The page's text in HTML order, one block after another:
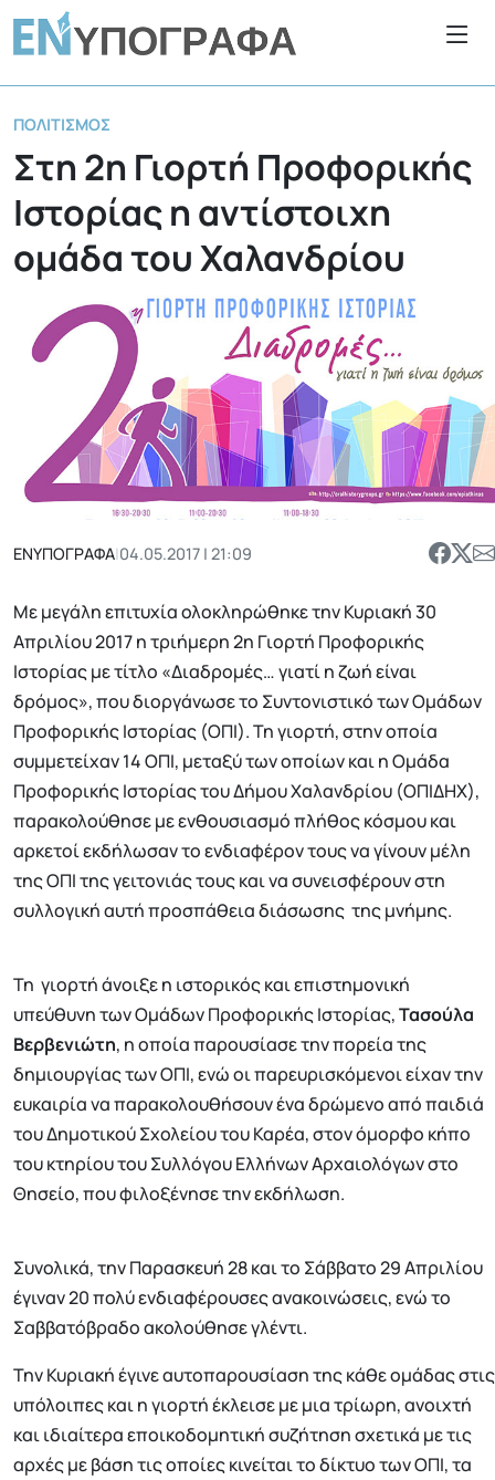
ΠΟΛΙΤΙΣΜΌΣ
Στη 2η Γιορτή Προφορικής
Ιστορίας η αντίστοιχη
ομάδα του Χαλανδρίου
ΕΝΥΠΟΓΡΑΦΑ|04.05.2017 | 21:09
Με μεγάλη επιτυχία ολοκληρώθηκε την Κυριακή 30
Απριλίου 2017 η τριήμερη 2η Γιορτή Προφορικής
Ιστορίας με τίτλο «Διαδρομές… γιατί η ζωή είναι
δρόμος», που διοργάνωσε το Συντονιστικό των Ομάδων
Προφορικής Ιστορίας (ΟΠΙ). Τη γιορτή, στην οποία
συμμετείχαν 14 ΟΠΙ, μεταξύ των οποίων και η Ομάδα
Προφορικής Ιστορίας του Δήμου Χαλανδρίου (ΟΠΙΔΗΧ),
παρακολούθησε με ενθουσιασμό πλήθος κόσμου και
αρκετοί εκδήλωσαν το ενδιαφέρον τους να γίνουν μέλη
της ΟΠΙ της γειτονιάς τους και να συνεισφέρουν στη
συλλογική αυτή προσπάθεια διάσωσης της μνήμης.
Τη γιορτή άνοιξε η ιστορικός και επιστημονική
υπεύθυνη των Ομάδων Προφορικής Ιστορίας,Τασούλα
Βερβενιώτη, η οποία παρουσίασε την πορεία της
δημιουργίας των ΟΠΙ, ενώ οι παρευρισκόμενοι είχαν την
ευκαιρία να παρακολουθήσουν ένα δρώμενο από παιδιά
του Δημοτικού Σχολείου του Καρέα, στον όμορφο κήπο
του κτηρίου του Συλλόγου Ελλήνων Αρχαιολόγων στο
Θησείο, που φιλοξένησε την εκδήλωση.
Συνολικά, την Παρασκευή 28 και το Σάββατο 29 Απριλίου
έγιναν 20 πολύ ενδιαφέρουσες ανακοινώσεις, ενώ το
Σαββατόβραδο ακολούθησε γλέντι.
Την Κυριακή έγινε αυτοπαρουσίαση της κάθε ομάδας στις
υπόλοιπες και η γιορτή έκλεισε με μια τρίωρη, ανοιχτή
και ιδιαίτερα εποικοδομητική συζήτηση σχετικά με τις
αρχές με βάση τις οποίες κινείται το δίκτυο των ΟΠΙ, τα